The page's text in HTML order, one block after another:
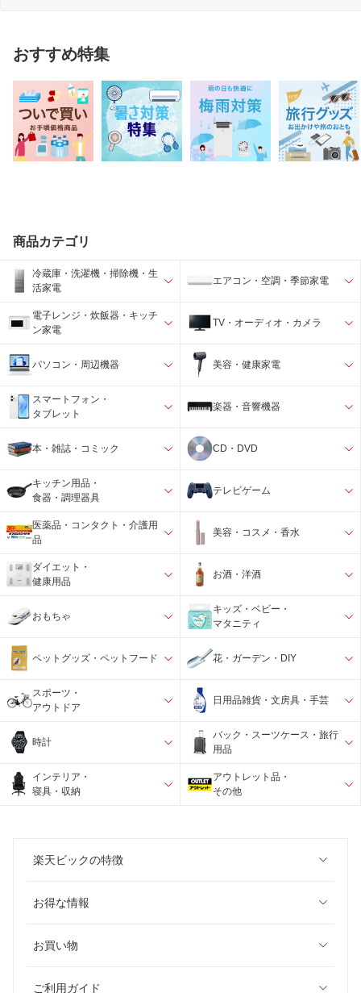
おすすめ特集
商品カテゴリ
冷蔵庫・洗濯機・掃除機・生
活家電
エアコン・空調・季節家電
電子レンジ・炊飯器・キッチ
ン家電
TV・オーディオ・カメラ
パソコン・周辺機器 美容・健康家電
スマートフォン・
タブレット
楽器・音響機器
本・雑誌・コミック CD・DVD
キッチン用品・
食器・調理器具
テレビゲーム
医薬品・コンタクト・介護用
品
美容・コスメ・香水
ダイエット・
健康用品
お酒・洋酒
おもちゃ
キッズ・ベビー・
マタニティ
ペットグッズ・ペットフード 花・ガーデン・DIY
スポーツ・
アウトドア
日用品雑貨・文房具・手芸
時計
バック・スーツケース・旅行
用品
インテリア・
寝具・収納
アウトレット品・
その他
楽天ビックの特徴
お得な情報
お買い物
ご利用ガイド